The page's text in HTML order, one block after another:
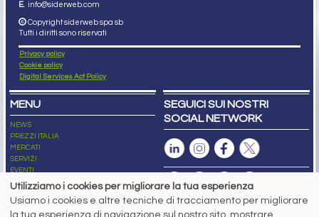
E. info@siderweb.com
Copyright siderweb spa sb
Tutti i diritti sono riservati
Privacy policy
Cookie policy
Digital Services Act Policy
MENU
NEWS
PREZZI ITALIA
MERCATI
SERVIZI
EVENTI
ABBONAMENTI
NEWSLETTER
SEGUICI SUI NOSTRI
SOCIAL NETWORK
Utilizziamo i cookies per migliorare la tua esperienza
Usiamo i cookies e altre tecniche di tracciamento per migliorare
la tua esperienza di navigazione sul nostro sito, mostrare